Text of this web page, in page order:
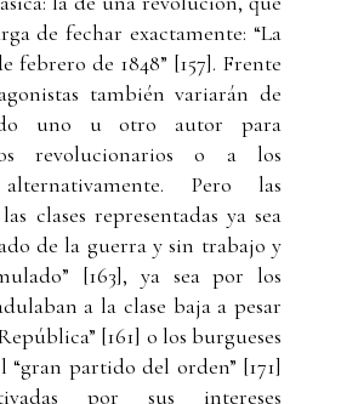
de fechar exactamente: “La
febrero de 1848” [157]. Frente
también variarán de
uno u otro autor para
revolucionarios o a los
alternativamente. Pero las
clases representadas ya sea
de la guerra y sin trabajo y
[163], ya sea por los
a la clase baja a pesar
[161] o los burgueses
“gran partido del orden” [171]
por sus intereses